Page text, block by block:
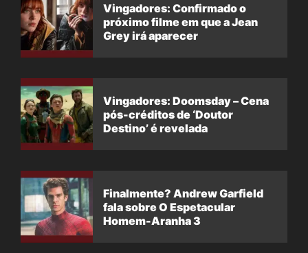
Vingadores: Confirmado o
próximo filme em que a Jean
Grey irá aparecer
Vingadores: Doomsday – Cena
pós-créditos de ‘Doutor
Destino’ é revelada
Finalmente? Andrew Garfield
fala sobre O Espetacular
Homem-Aranha 3